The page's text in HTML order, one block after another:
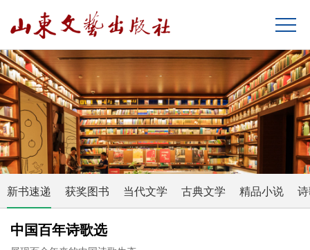
新书速递 获奖图书 当代文学 古典文学 精品小说
中国百年诗歌选